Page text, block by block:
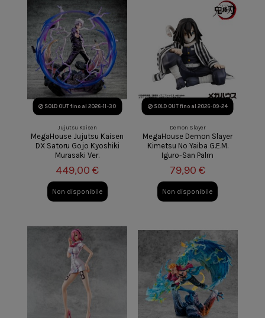
SOLD OUTfino al 2026-11-30
Jujutsu Kaisen
MegaHouse Jujutsu Kaisen
DX Satoru Gojo Kyoshiki
Murasaki Ver.
449,00 €
Non disponibile
SOLD OUT fino al 2026-09-24
Demon Slayer
MegaHouse Demon Slayer
Kimetsu No Yaiba G.E.M.
Iguro-San Palm
79,90 €
Non disponibile